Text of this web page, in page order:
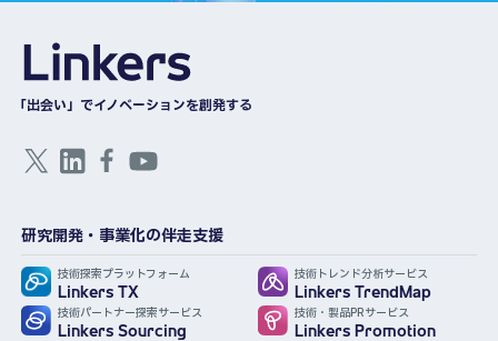
「出会い」でイノベーションを創発する
研究開発・事業化の伴走支援
技術探索プラットフォーム
Linkers TX
技術パートナー探索サービス
Linkers Sourcing
技術トレンド分析サービス
Linkers TrendMap
技術・製品PRサービス
Linkers Promotion